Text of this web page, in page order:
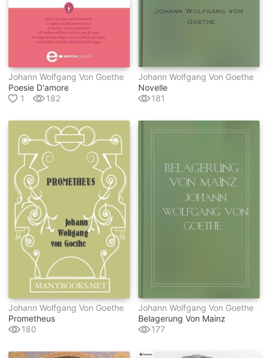
Johann Wolfgang Von Goethe
Poesie D'amore
1
182
Johann Wolfgang Von Goethe
Novelle
181
Johann Wolfgang Von Goethe
Prometheus
180
Johann Wolfgang Von Goethe
Belagerung Von Mainz
177